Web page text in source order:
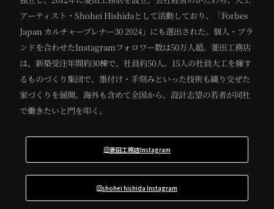
アーティスト・Shohei Hishidaとして活動しており、「Forbes
Japan カルチャープレナー30 2024」にも選出された。個人・ブラ
ンドを合わせたInstagramフォロワー数は50万人超。菱田工務店
は、新築受注年間約30棟で、社員約50人。15人の社員大工を擁す
るものづくり集団で、墨付け・手刻みといった技術も織り交ぜた
家づくりを展開。海外も含めて全国から、設計志望の若者が同社
で働きたいと門を叩く。
菱田工務店Instagram
shohei hishida Instagram